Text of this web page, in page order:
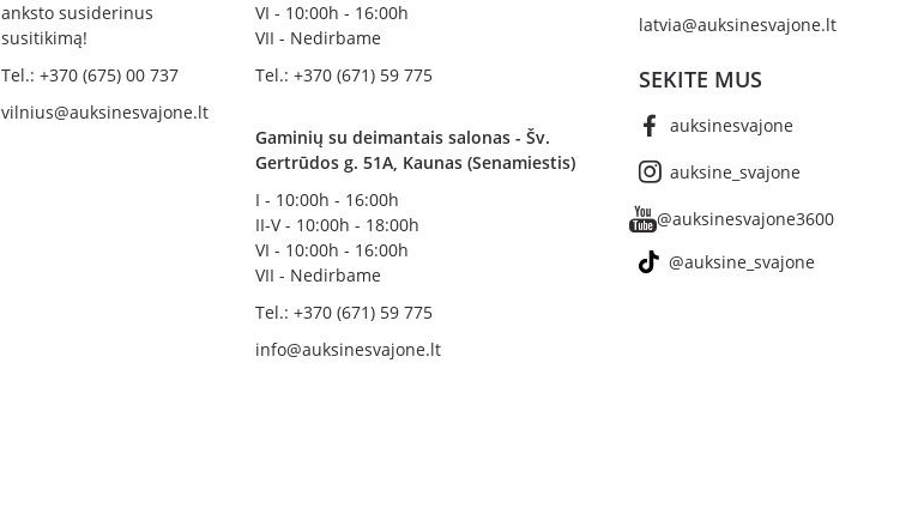
anksto susiderinus
susitikimą!
Tel.: +370 (675) 00 737
vilnius@auksinesvajone.lt
VI - 10:00h - 16:00h
VII - Nedirbame
Tel.: +370 (671) 59 775
Gaminių su deimantais salonas - Šv.
Gertrūdos g. 51A, Kaunas (Senamiestis)
I - 10:00h - 16:00h
II-V - 10:00h - 18:00h
VI - 10:00h - 16:00h
VII - Nedirbame
Tel.: +370 (671) 59 775
info@auksinesvajone.lt
latvia@auksinesvajone.lt
SEKITE MUS
auksinesvajone
auksine_svajone
@auksinesvajone3600
@auksine_svajone